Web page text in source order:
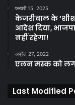
फ़रवरी 15, 2025
केजरीवाल के
आदेश दिया,
नहीं रहेगा!
अप्रैल 27, 2022
एलन मस्क को
Last Modified